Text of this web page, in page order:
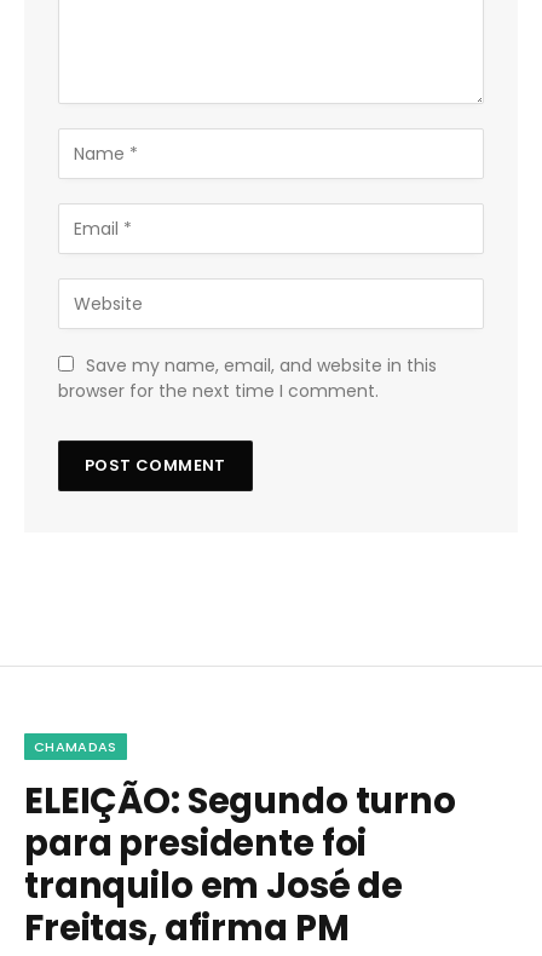
Save my name, email, and website in this
browser for the next time I comment.
CHAMADAS
ELEIÇÃO: Segundo turno
para presidente foi
tranquilo em José de
Freitas, afirma PM